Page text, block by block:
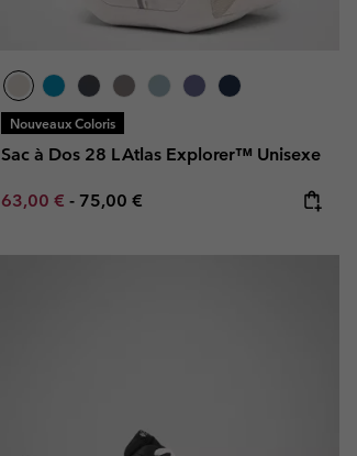
Nouveaux Coloris
Sac à Dos 28 L Atlas Explorer™ Unisexe
Minimum sale price:
63,00 € - Maximum price:
75,00 €